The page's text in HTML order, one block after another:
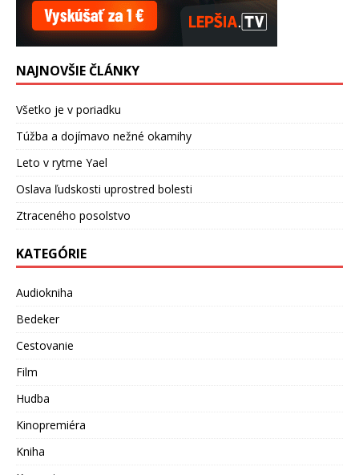
NAJNOVŠIE ČLÁNKY
Všetko je v poriadku
Túžba a dojímavo nežné okamihy
Leto v rytme Yael
Oslava ľudskosti uprostred bolesti
Ztraceného posolstvo
KATEGÓRIE
Audiokniha
Bedeker
Cestovanie
Film
Hudba
Kinopremiéra
Kniha